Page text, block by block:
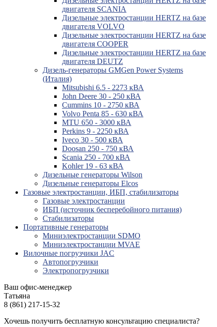
двигателя SCANIA
Дизельные электростанции HERTZ на базе
двигателя VOLVO
Дизельные электростанции HERTZ на базе
двигателя COOPER
Дизельные электростанции HERTZ на базе
двигателя DEUTZ
Дизель-генераторы GMGen Power Systems
(Италия)
Mitsubishi 6.5 - 2273 кВА
John Deere 30 - 250 кВА
Cummins 10 - 2750 кВА
Volvo Penta 85 - 630 кВА
MTU 650 - 3000 кВА
Perkins 9 - 2250 кВА
Iveco 30 - 500 кВА
Doosan 250 - 750 кВА
Scania 250 - 700 кВА
Kohler 19 - 63 кВА
Дизельные генераторы Wilson
Дизельные генераторы Elcos
Газовые электростанции, ИБП, стабилизаторы
Газовые электростанции
ИБП (источник бесперебойного питания)
Стабилизаторы
Портативные генераторы
Миниэлектростанции SDMO
Миниэлектростанции MVAE
Вилочные погрузчики JAC
Авто­погрузчики
Электро­погрузчики
Ваш офис-менеджер
Татьяна
8 (861) 217-15-32
Хочешь получить бесплатную консультацию специалиста?